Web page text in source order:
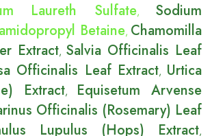
Laureth Sulfate, Sodium
Betaine, Chamomilla
Extract, Salvia Officinalis Leaf
Officinalis Leaf Extract, Urtica
Extract, Equisetum Arvense
Officinalis (Rosemary) Leaf
Lupulus (Hops) Extract,